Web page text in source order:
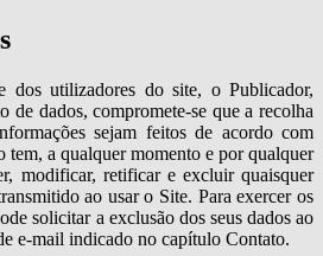
dos utilizadores do site, o Publicador,
de dados, compromete-se que a recolha
sejam feitos de acordo com
a qualquer momento e por qualquer
modificar, retificar e excluir quaisquer
ao usar o Site. Para exercer os
solicitar a exclusão dos seus dados ao
e-mail indicado no capítulo Contato.